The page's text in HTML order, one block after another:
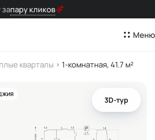
пару кликов
Меню
кварталы 1-комнатная, 41.7 м²
3D-тур